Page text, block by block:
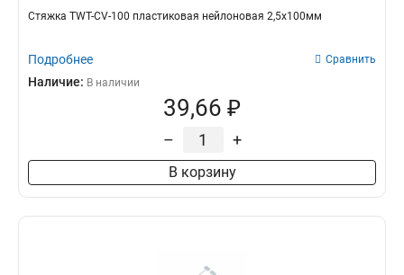
Стяжка TWT-CV-100 пластиковая нейлоновая 2,5х100мм
Подробнее Сравнить
Наличие: В наличии
39,66 ₽
– +
В корзину